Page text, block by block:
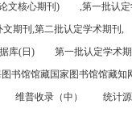
文核心期刊)
,第一批认
期刊,第二批认定学术期刊,
库(日) 第一批认定学术
书馆馆藏国家图书馆馆藏知
维普收录（中） 统计